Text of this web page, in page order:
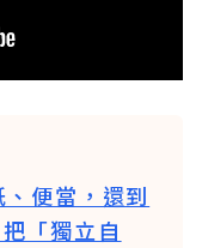
便當，還到
「獨立自